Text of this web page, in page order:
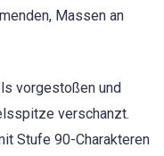
Massen an
vorgestoßen und
verschanzt.
Stufe 90-Charakteren